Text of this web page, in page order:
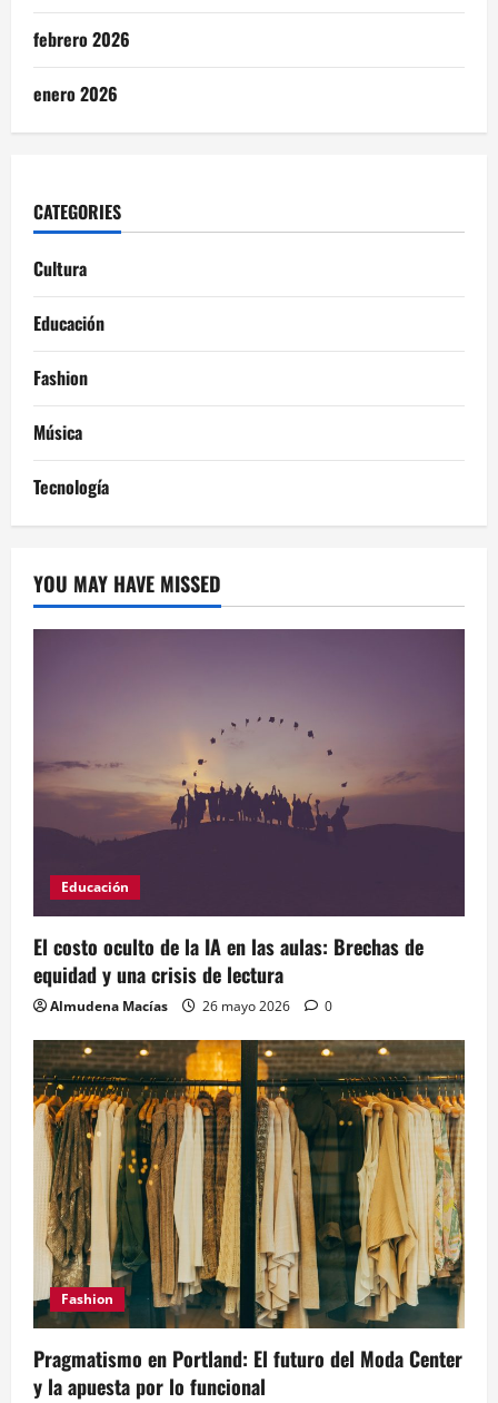
febrero 2026
enero 2026
CATEGORIES
Cultura
Educación
Fashion
Música
Tecnología
YOU MAY HAVE MISSED
Educación
El costo oculto de la IA en las aulas: Brechas de
equidad y una crisis de lectura
Almudena Macías 26 mayo 2026 0
Fashion
Pragmatismo en Portland: El futuro del Moda Center
y la apuesta por lo funcional